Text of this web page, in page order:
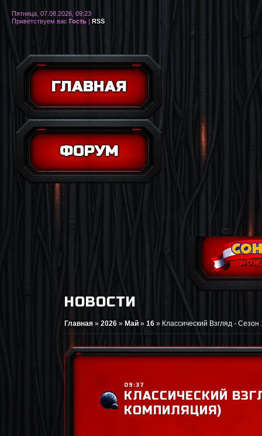
ГЛАВНАЯ
ФОРУМ
Пятница, 07.08.2026, 09:23
Приветствуем вас Гость | RSS
НОВОСТИ
Главная » 2026 » Май » 16 » Классический Взгляд -
09:37
КЛАССИЧЕСКИЙ
КОМПИЛЯЦИЯ)